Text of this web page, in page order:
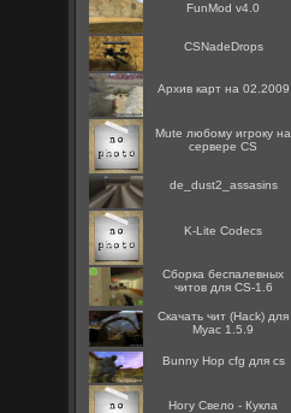
FunMod v4.0
CSNadeDrops
Архив карт на 02.2009
Mute любому игроку на
сервере CS
de_dust2_assasins
K-Lite Codecs
Сборка беспалевных
читов для CS-1.6
Скачать чит (Hack) для
Myac 1.5.9
Bunny Hop cfg для cs
Ногу Свело - Кукла